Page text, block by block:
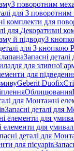
З поворотним
для З поворотним
комплекти для
для Декоративні
й підводуЗ
для З кнопкою
Запасні
для зливної
для
Geberit Duofix
Облицювання
для Монтажні
Запасні деталі для
елементи для
елементи для
деталі для
для пісуарів